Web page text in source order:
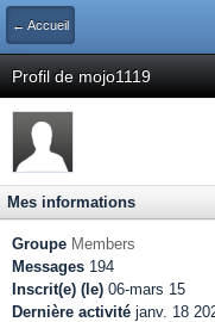
← Accueil
Profil de mojo1119
Mes informations
Groupe Members
Messages 194
Inscrit(e) (le) 06-mars 15
Dernière activité janv. 18